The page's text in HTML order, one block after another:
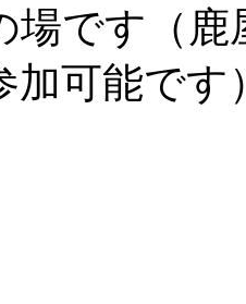
場です（
加可能です